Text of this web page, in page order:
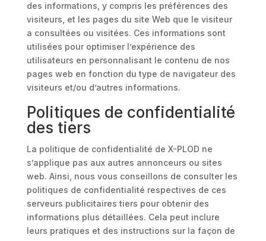
des informations, y compris les préférences des
visiteurs, et les pages du site Web que le visiteur
a consultées ou visitées. Ces informations sont
utilisées pour optimiser l’expérience des
utilisateurs en personnalisant le contenu de nos
pages web en fonction du type de navigateur des
visiteurs et/ou d’autres informations.
Politiques de confidentialité
des tiers
La politique de confidentialité de X-PLOD ne
s’applique pas aux autres annonceurs ou sites
web. Ainsi, nous vous conseillons de consulter les
politiques de confidentialité respectives de ces
serveurs publicitaires tiers pour obtenir des
informations plus détaillées. Cela peut inclure
leurs pratiques et des instructions sur la façon de